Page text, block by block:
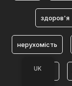
здоров'я
нерухомість
львів
UK